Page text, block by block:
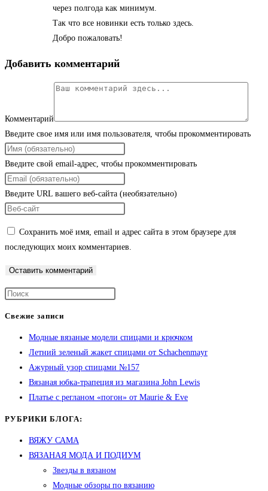
через полгода как минимум.
Так что все новинки есть только здесь.
Добро пожаловать!
Добавить комментарий
Комментарий
Введите свое имя или имя пользователя, чтобы прокомментировать
Введите свой email-адрес, чтобы прокомментировать
Введите URL вашего веб-сайта (необязательно)
Сохранить моё имя, email и адрес сайта в этом браузере для
последующих моих комментариев.
Свежие записи
Модные вязаные модели спицами и крючком
Летний зеленый жакет спицами от Schachenmayr
Ажурный узор спицами №157
Вязаная юбка-трапеция из магазина John Lewis
Платье с регланом «погон» от Maurie & Eve
РУБРИКИ БЛОГА:
ВЯЖУ САМА
ВЯЗАНАЯ МОДА И ПОДИУМ
Звезды в вязаном
Модные обзоры по вязанию